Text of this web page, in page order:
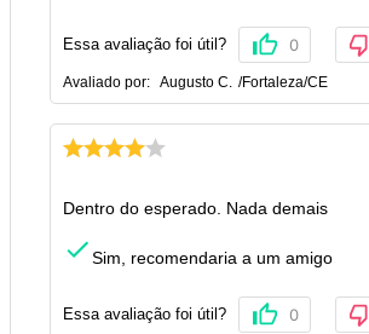
Essa avaliação foi útil? 0
Avaliado por: Augusto C. /Fortaleza/CE
Dentro do esperado. Nada demais
Sim, recomendaria a um amigo
Essa avaliação foi útil? 0